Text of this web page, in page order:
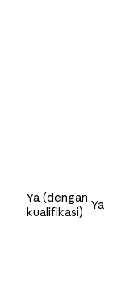
Ya (dengan
kualifikasi)
Ya